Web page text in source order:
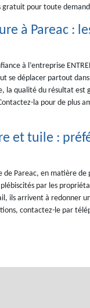
gratuit pour toute
à Pareac :
à l’entreprise
se déplacer partout
la qualité du résultat est
la pour de plus
et tuile :
de Pareac, en matière
par les
ils arrivent à redonner
contactez-le par